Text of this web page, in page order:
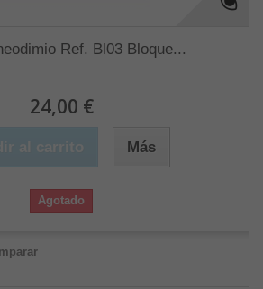
Ref. Bl03 Bloque...
24,00 €
Más
Agotado